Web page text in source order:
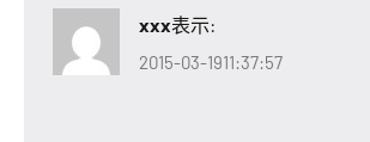
xxx表示:
2015-03-1911:37:57